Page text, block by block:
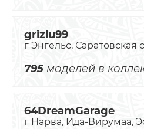
grizlu99
г Энгельс, Саратовская
795 моделей в
64DreamGarage
г Нарва, Ида-Вирумаа,